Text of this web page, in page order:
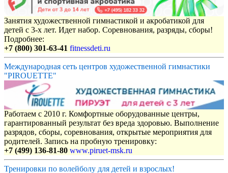
Занятия художественной гимнастикой и акробатикой для
детей с 3-х лет. Идет набор. Соревнования, разряды, сборы!
Подробнее:
+7 (800) 301-63-41 fitnessdeti.ru
Международная сеть центров художественной гимнастики
"PIROUETTE"
Работаем с 2010 г. Комфортные оборудованные центры,
гарантированный результат без вреда здоровью. Выполнение
разрядов, сборы, соревнования, открытые мероприятия для
родителей. Запись на пробную тренировку:
+7 (499) 136-81-80 www.piruet-msk.ru
Тренировки по волейболу для детей и взрослых!